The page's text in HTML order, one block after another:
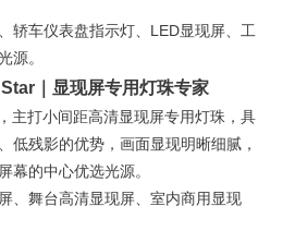
轿车仪表盘指示灯、LED显现屏、工
源。
｜显现屏专用灯珠专家
主打小间距高清显现屏专用灯珠，具
低残影的优势，画面显现明晰细腻，
幕的中心优选光源。
、舞台高清显现屏、室内商用显现